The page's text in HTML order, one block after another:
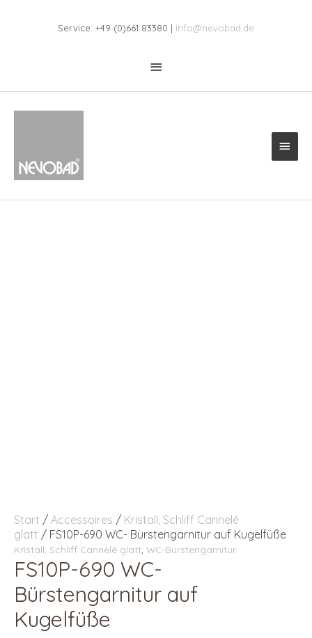
Service: +49 (0)661 83380 | info@nevobad.de
Header
Start / Accessoires / Kristall, Schliff Cannelé
glatt / FS10P-690 WC- Bürstengarnitur auf Kugelfüße
Kristall, Schliff Cannelé glatt WC-Bürstengarnitur
FS10P-690 WC-
Bürstengarnitur auf
Kugelfüße